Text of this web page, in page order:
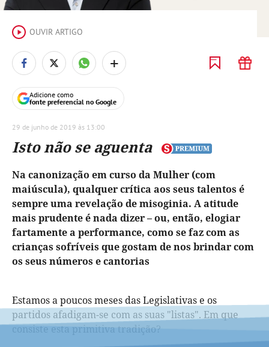
OUVIR ARTIGO
Adicione como
fonte preferencial no Google
+
29 de junho de 2019 às 13:00
Isto não se aguenta
Na canonização em curso da Mulher (com
maiúscula), qualquer crítica aos seus talentos é
sempre uma revelação de misoginia. A atitude
mais prudente é nada dizer – ou, então, elogiar
fartamente a performance, como se faz com as
crianças sofríveis que gostam de nos brindar com
os seus números e cantorias
Estamos a poucos meses das Legislativas e os
partidos afadigam-se com as suas "listas". Em que
consiste esta primitiva tradição?